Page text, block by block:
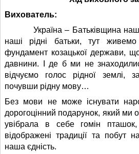
Вихователь:
Україна – Батьківщина
наші рідні батьки, тут
фундамент козацької держави,
давнини. І де б ми не
відчуємо голос рідної землі,
почувши рідну мову…
Без мови не може існувати
дорогоцінний подарунок, який ми
увібрала в себе гомін
відображені традиції та побут
наша єдність.